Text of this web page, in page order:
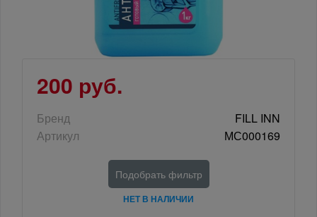
200 руб.
Бренд
FILL INN
Артикул
МС000169
Подобрать фильтр
НЕТ В НАЛИЧИИ